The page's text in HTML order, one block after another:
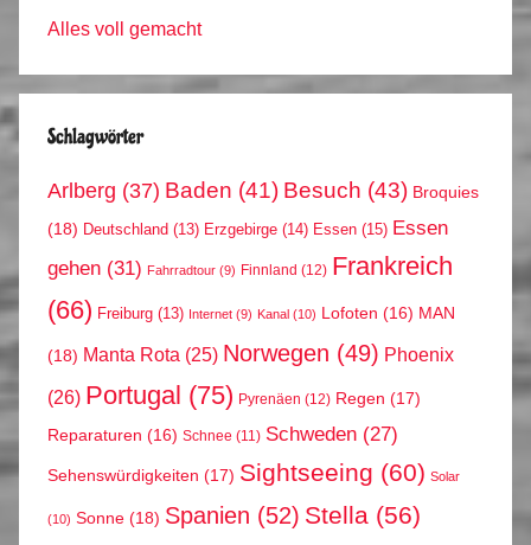
Alles voll gemacht
Schlagwörter
Arlberg (37) Baden (41) Besuch (43) Broquies
(18) Deutschland (13) Erzgebirge (14) Essen (15) Essen
gehen (31) Fahrradtour (9) Finnland (12) Frankreich
(66) Freiburg (13) Internet (9) Kanal (10) Lofoten (16) MAN
(18) Manta Rota (25) Norwegen (49) Phoenix
(26) Portugal (75) Pyrenäen (12) Regen (17)
Reparaturen (16) Schnee (11) Schweden (27)
Sehenswürdigkeiten (17) Sightseeing (60) Solar
(10) Sonne (18) Spanien (52) Stella (56)